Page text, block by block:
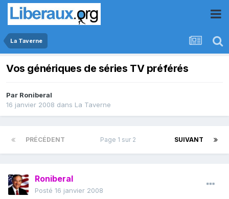
La Taverne
Vos génériques de séries TV préférés
Par Roniberal
16 janvier 2008 dans La Taverne
PRÉCÉDENT SUIVANT
Page 1 sur 2
Roniberal
Posté 16 janvier 2008